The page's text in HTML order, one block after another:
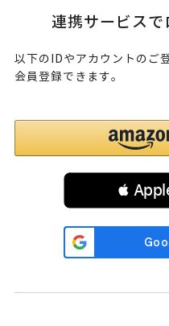
連携サービス
以下のIDやアカウントのご
会員登録できます。
 Apple